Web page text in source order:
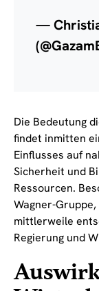
—
Die Bedeutung
findet inmitten
Einflusses auf
Sicherheit und
Ressourcen.
Wagner-
mittlerweile
Regierung und